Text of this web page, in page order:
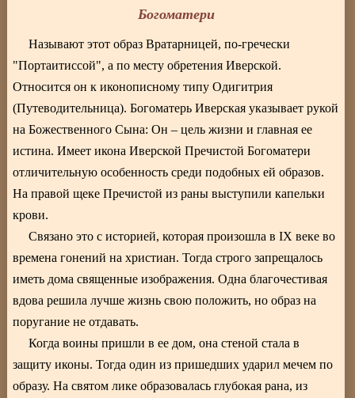
Богоматери
Называют этот образ Вратарницей, по-гречески
"Портаитиссой", а по месту обретения Иверской.
Относится он к иконописному типу Одигитрия
(Путеводительница). Богоматерь Иверская указывает рукой
на Божественного Сына: Он – цель жизни и главная ее
истина. Имеет икона Иверской Пречистой Богоматери
отличительную особенность среди подобных ей образов.
На правой щеке Пречистой из раны выступили капельки
крови.
Связано это с историей, которая произошла в IX веке во
времена гонений на христиан. Тогда строго запрещалось
иметь дома священные изображения. Одна благочестивая
вдова решила лучше жизнь свою положить, но образ на
поругание не отдавать.
Когда воины пришли в ее дом, она стеной стала в
защиту иконы. Тогда один из пришедших ударил мечем по
образу. На святом лике образовалась глубокая рана, из